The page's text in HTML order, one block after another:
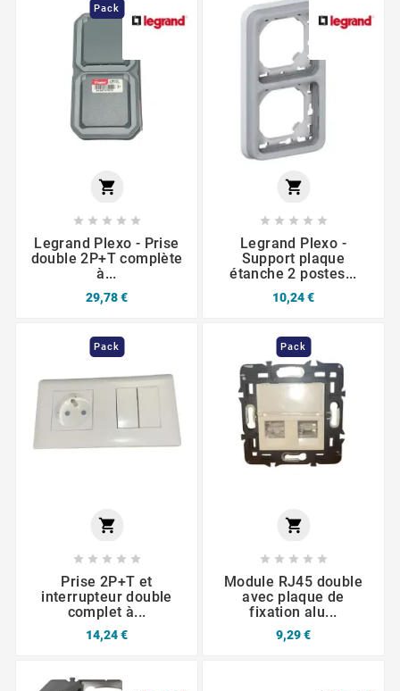
Pack

    
Legrand Plexo - Prise
double 2P+T complète
à...
29,78 €

    
Legrand Plexo -
Support plaque
étanche 2 postes...
10,24 €
Pack

    
Prise 2P+T et
interrupteur double
complet à...
14,24 €
Pack

    
Module RJ45 double
avec plaque de
fixation alu...
9,29 €